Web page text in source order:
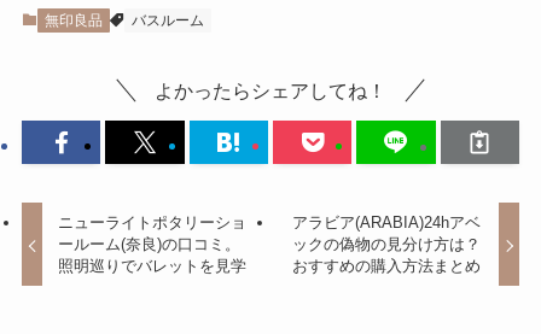
無印良品 バスルーム
よかったらシェアしてね！
ニューライトポタリーショ
ールーム(奈良)の口コミ。
照明巡りでバレットを見学
アラビア(ARABIA)24hアベ
ックの偽物の見分け方は？
おすすめの購入方法まとめ